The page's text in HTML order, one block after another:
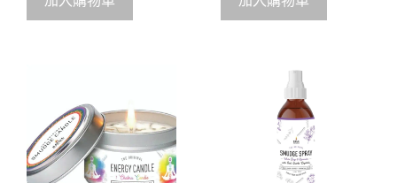
5
5